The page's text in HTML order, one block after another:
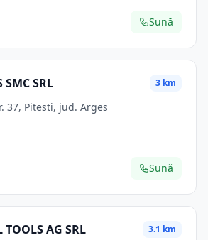
Sună
SMC SRL 3 km
37, Pitesti, jud. Arges
Sună
TOOLS AG SRL 3.1 km